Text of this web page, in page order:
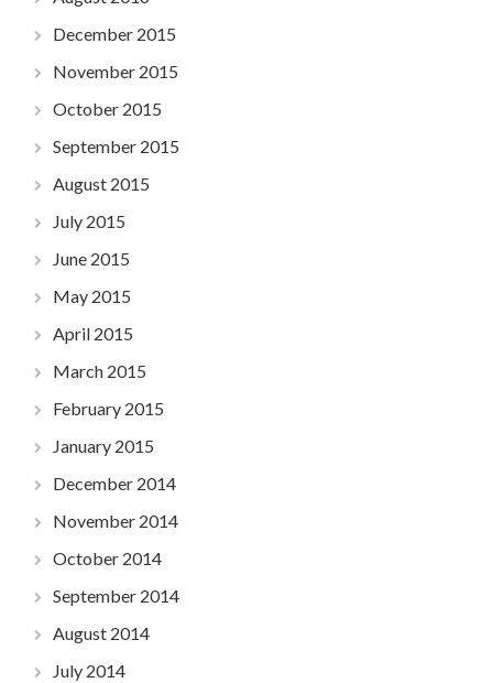
December 2015
November 2015
October 2015
September 2015
August 2015
July 2015
June 2015
May 2015
April 2015
March 2015
February 2015
January 2015
December 2014
November 2014
October 2014
September 2014
August 2014
July 2014